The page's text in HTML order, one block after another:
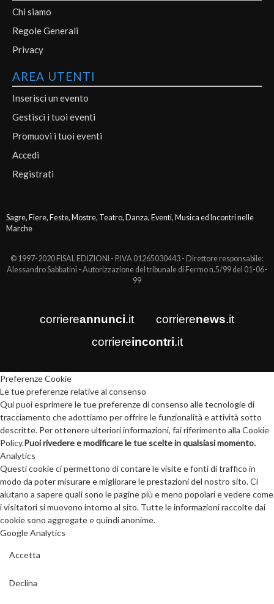
Chi siamo
Regole Generali
Privacy
AREA UTENTI
Inserisci un evento
Gestisci i tuoi eventi
Promuovi i tuoi eventi
Accedi
Registrati
Sagre, Fiere, Feste, Mostre, Teatro, Danza, Eventi, Musica ed Incontri nelle
Marche
© 1997-2020 FISAL EDIZIONI - P.IVA 01265030443 - Direttore responsabile:
Alessandro Sabbatini - Autorizzazione del tribunale di Fermo n.5/99 del 01-06-
99
corriereannunci.it corrierenews.it
corriereincontri.it
Preferenze Cookie
Le tue preferenze relative al consenso
Qui puoi esprimere le tue preferenze di consenso alle tecnologie di
tracciamento che adottiamo per offrire le funzionalità e attività sotto
descritte. Per ottenere ulteriori informazioni, fai riferimento alla Cookie
Policy.Puoi rivedere e modificare le tue scelte in qualsiasi momento.
Analytics
Questi cookie ci permettono di contare le visite e fonti di traffico in
modo da poter misurare e migliorare le prestazioni del nostro sito. Ci
aiutano a sapere quali sono le pagine più e meno popolari e vedere come
i visitatori si muovono intorno al sito. Tutte le informazioni raccolte dai
cookie sono aggregate e quindi anonime.
Google Analytics
Accetta
Declina